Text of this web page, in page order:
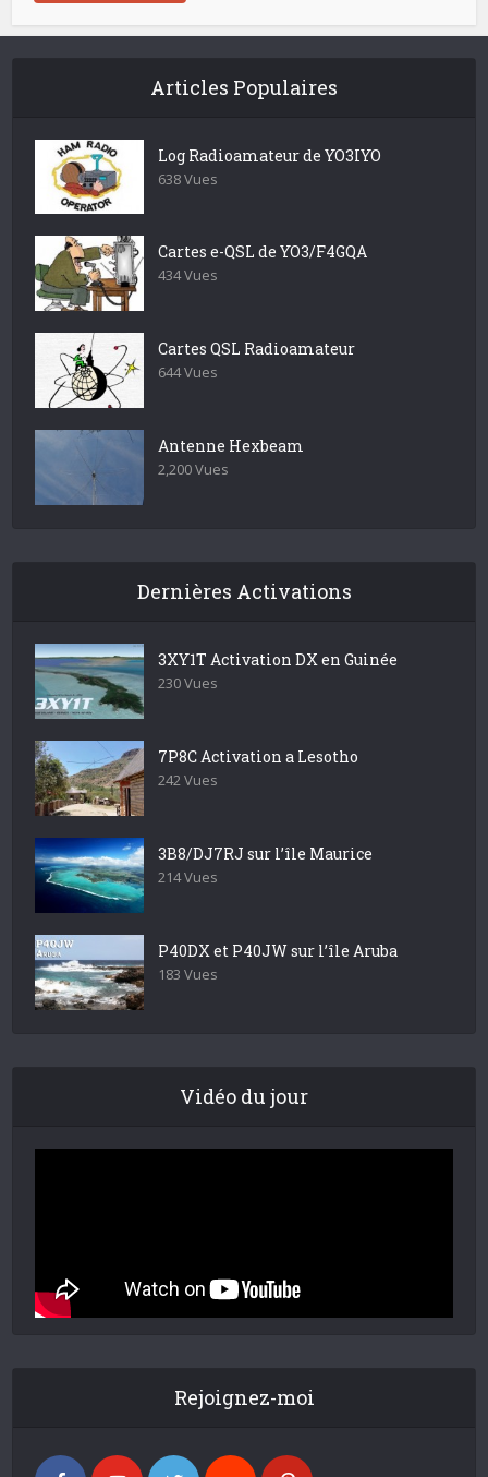
Articles Populaires
Log Radioamateur de YO3IYO
638 Vues
Cartes e-QSL de YO3/F4GQA
434 Vues
Cartes QSL Radioamateur
644 Vues
Antenne Hexbeam
2,200 Vues
Dernières Activations
3XY1T Activation DX en Guinée
230 Vues
7P8C Activation a Lesotho
242 Vues
3B8/DJ7RJ sur l’île Maurice
214 Vues
P40DX et P40JW sur l’île Aruba
183 Vues
Vidéo du jour
Rejoignez-moi